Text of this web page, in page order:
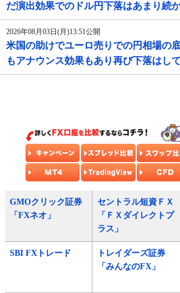
だ演出効果でのドル円下落はあまり続
2026年08月03日(月)13:51公開
米国の助けでユーロ売りでの円相場の
もアナウンス効果もあり再び下落はし
GMOクリック証券
「FXネオ」
セントラル短資ＦＸ
「ＦＸダイレクトプ
ラス」
SBI FXトレード
トレイダーズ証券
「みんなのFX」